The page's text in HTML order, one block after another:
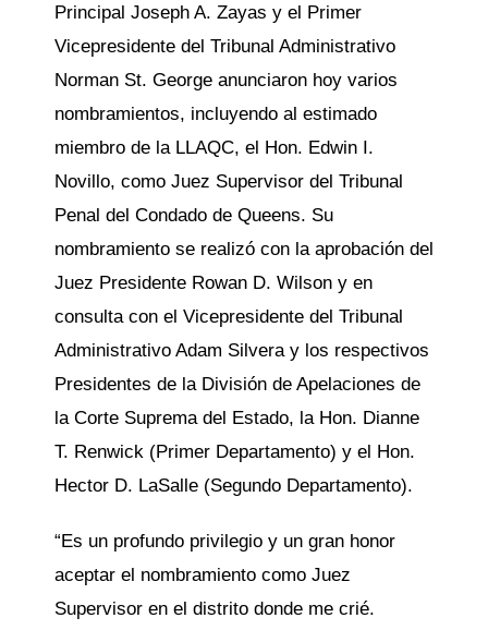
Principal Joseph A. Zayas y el Primer
Vicepresidente del Tribunal Administrativo
Norman St. George anunciaron hoy varios
nombramientos, incluyendo al estimado
miembro de la LLAQC, el Hon. Edwin I.
Novillo, como Juez Supervisor del Tribunal
Penal del Condado de Queens. Su
nombramiento se realizó con la aprobación del
Juez Presidente Rowan D. Wilson y en
consulta con el Vicepresidente del Tribunal
Administrativo Adam Silvera y los respectivos
Presidentes de la División de Apelaciones de
la Corte Suprema del Estado, la Hon. Dianne
T. Renwick (Primer Departamento) y el Hon.
Hector D. LaSalle (Segundo Departamento).
“Es un profundo privilegio y un gran honor
aceptar el nombramiento como Juez
Supervisor en el distrito donde me crié.